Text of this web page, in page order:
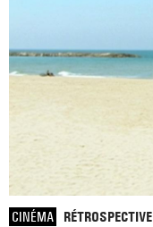
CINÉMA RÉTROSPECTIVE